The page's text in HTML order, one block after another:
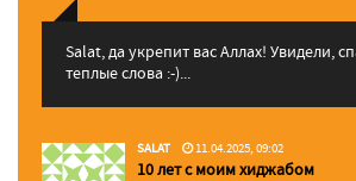
Salat, да укрепит вас Аллаx! Увидели,
теплые слова :-)...
SALAT 11.04.2025, 09:02
10 лет с моим хиджабом